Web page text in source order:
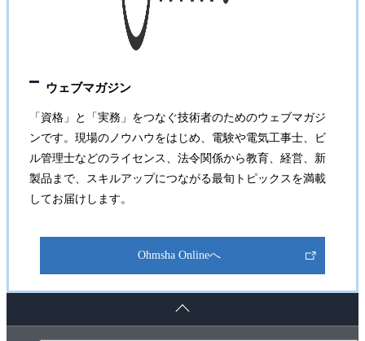
ウェブマガジン
「資格」と「実務」をつなぐ技術者のためのウェブマガジ
ンです。現場のノウハウをはじめ、電験や電気工事士、ビ
ル管理士などのライセンス、法令関係から教育、経営、新
製品まで、スキルアップにつながる最旬トピックスを満載
してお届けします。
Ohmsha Onlineへ